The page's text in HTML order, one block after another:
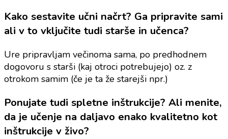
Kako sestavite učni načrt? Ga pripravite sami
ali v to vključite tudi starše in učenca?
Ure pripravljam večinoma sama, po predhodnem
dogovoru s starši (kaj otroci potrebujejo) oz. z
otrokom samim (če je ta že starejši npr.)
Ponujate tudi spletne inštrukcije? Ali menite,
da je učenje na daljavo enako kvalitetno kot
inštrukcije v živo?